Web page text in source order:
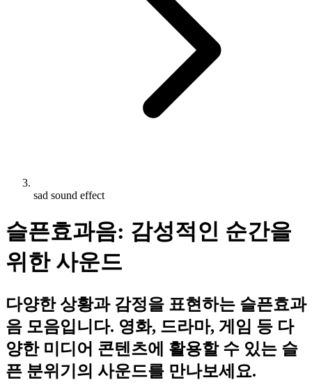
sad sound effect
슬픈효과음: 감성적인 순간을
위한 사운드
다양한 상황과 감정을 표현하는 슬픈효과
음 모음입니다. 영화, 드라마, 게임 등 다
양한 미디어 콘텐츠에 활용할 수 있는 슬
픈 분위기의 사운드를 만나보세요.